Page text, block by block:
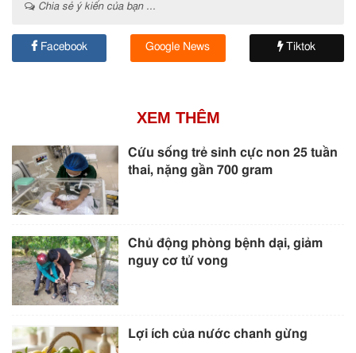
Chia sẻ ý kiến của bạn ...
Facebook Google News Tiktok
XEM THÊM
Cứu sống trẻ sinh cực non 25 tuần
thai, nặng gần 700 gram
Chủ động phòng bệnh dại, giảm
nguy cơ tử vong
Lợi ích của nước chanh gừng